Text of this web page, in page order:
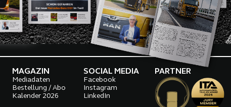
MAGAZIN
Mediadaten
Bestellung / Abo
Kalender 2026
SOCIAL MEDIA
Facebook
Instagram
LinkedIn
PARTNER